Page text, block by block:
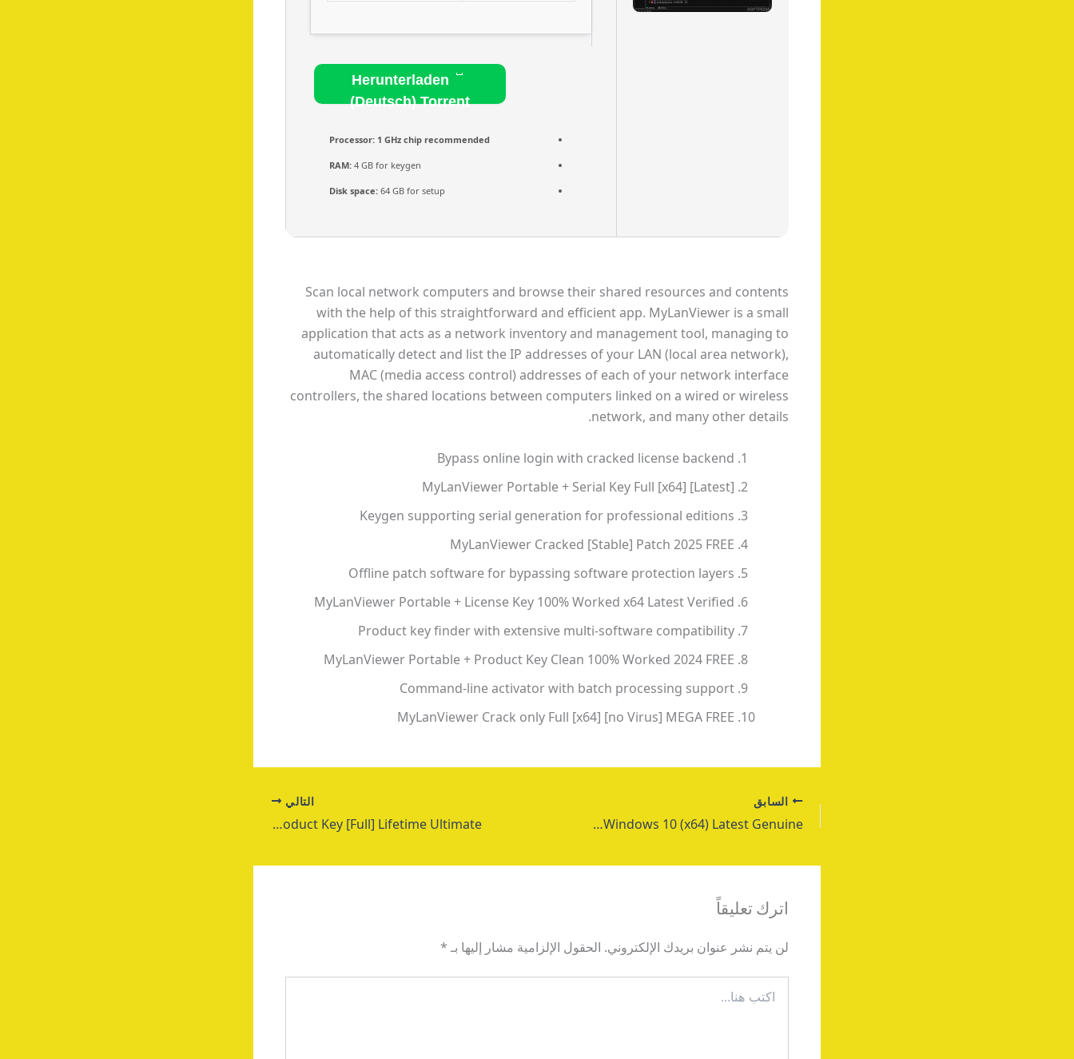
Herunterladen
(Deutsch) Torrent
Processor: 1 GHz chip recommended
RAM: 4 GB for keygen
Disk space: 64 GB for setup
Scan local network computers and browse their shared resources and contents
with the help of this straightforward and efficient app. MyLanViewer is a small
application that acts as a network inventory and management tool, managing to
automatically detect and list the IP addresses of your LAN (local area network),
MAC (media access control) addresses of each of your network interface
controllers, the shared locations between computers linked on a wired or wireless
network, and many other details.
Bypass online login with cracked license backend
MyLanViewer Portable + Serial Key Full [x64] [Latest]
Keygen supporting serial generation for professional editions
MyLanViewer Cracked [Stable] Patch 2025 FREE
Offline patch software for bypassing software protection layers
MyLanViewer Portable + License Key 100% Worked x64 Latest Verified
Product key finder with extensive multi-software compatibility
MyLanViewer Portable + Product Key Clean 100% Worked 2024 FREE
Command-line activator with batch processing support
MyLanViewer Crack only Full [x64] [no Virus] MEGA FREE
السابق
Internet Download Manager (IDM) Portable + Product Key Windows 10 (x64) Latest Genuine
التالي
TradingView Desktop Portable + Product Key [Full] Lifetime Ultimate
اترك تعليقاً
لن يتم نشر عنوان بريدك الإلكتروني. الحقول الإلزامية مشار إليها بـ *
هنا...